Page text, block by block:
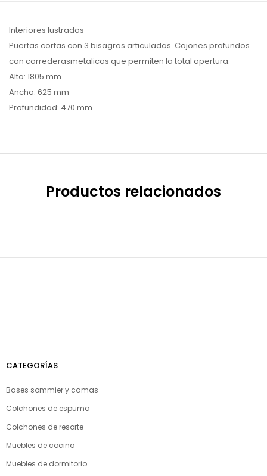
Interiores lustrados
Puertas cortas con 3 bisagras articuladas. Cajones profundos
con correderasmetalicas que permiten la total apertura.
Alto: 1805 mm
Ancho: 625 mm
Profundidad: 470 mm
Productos relacionados
CATEGORÍAS
Bases sommier y camas
Colchones de espuma
Colchones de resorte
Muebles de cocina
Muebles de dormitorio